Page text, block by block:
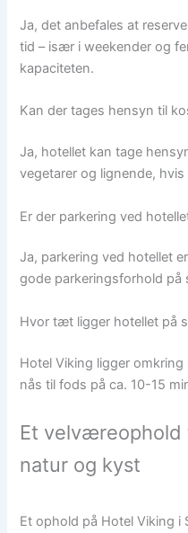
Ja, det anbefales at
tid – især i weekender og
kapaciteten.
Kan der tages hensyn til
Ja, hotellet kan tage
vegetarer og lignende,
Er der parkering ved
Ja, parkering ved hotellet
gode parkeringsforhold på
Hvor tæt ligger hotellet på
Hotel Viking ligger
nås til fods på ca. 10-15
Et
natur og kyst
Et ophold på Hotel Viking